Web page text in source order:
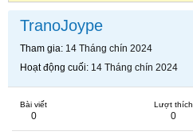
TranoJoype
Tham gia 14 Tháng chín 2024
Hoạt động cuối 14 Tháng chín 2024
Bài viết
0
Lượt thích
0